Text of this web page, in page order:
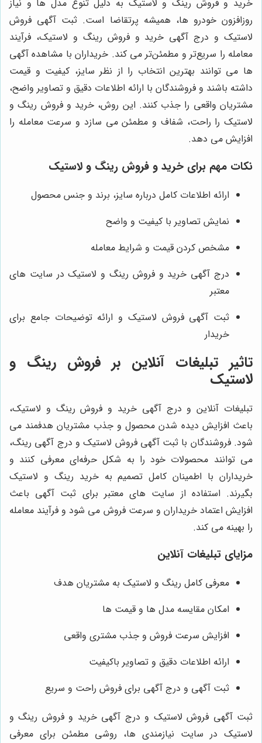
خرید و فروش رینگ و لاستیک به دلیل تنوع مدل‌ ها و نیاز
روزافزون خودرو ها، همیشه پرتقاضا است. ثبت آگهی فروش
لاستیک و درج آگهی خرید و فروش رینگ و لاستیک، فرآیند
معامله را سریع‌تر و مطمئن‌تر می کند. خریداران با مشاهده آگهی‌
ها می توانند بهترین انتخاب را از نظر سایز، کیفیت و قیمت
داشته باشند و فروشندگان با ارائه اطلاعات دقیق و تصاویر واضح،
مشتریان واقعی را جذب کنند. این روش، خرید و فروش رینگ و
لاستیک را راحت، شفاف و مطمئن می سازد و سرعت معامله را
افزایش می دهد.
نکات مهم برای خرید و فروش رینگ و لاستیک
ارائه اطلاعات کامل درباره سایز، برند و جنس محصول
نمایش تصاویر با کیفیت و واضح
مشخص کردن قیمت و شرایط معامله
درج آگهی خرید و فروش رینگ و لاستیک در سایت‌ های
معتبر
ثبت آگهی فروش لاستیک و ارائه توضیحات جامع برای
خریدار
تاثیر تبلیغات آنلاین بر فروش رینگ و
لاستیک
تبلیغات آنلاین و درج آگهی خرید و فروش رینگ و لاستیک،
باعث افزایش دیده شدن محصول و جذب مشتریان هدفمند می
شود. فروشندگان با ثبت آگهی فروش لاستیک و درج آگهی رینگ،
می توانند محصولات خود را به شکل حرفه‌ای معرفی کنند و
خریداران با اطمینان کامل تصمیم به خرید رینگ و لاستیک
بگیرند. استفاده از سایت‌ های معتبر برای ثبت آگهی باعث
افزایش اعتماد خریداران و سرعت فروش می شود و فرآیند معامله
را بهینه می کند.
مزایای تبلیغات آنلاین
معرفی کامل رینگ و لاستیک به مشتریان هدف
امکان مقایسه مدل‌ ها و قیمت‌ ها
افزایش سرعت فروش و جذب مشتری واقعی
ارائه اطلاعات دقیق و تصاویر باکیفیت
ثبت آگهی و درج آگهی برای فروش راحت و سریع
ثبت آگهی فروش لاستیک و درج آگهی خرید و فروش رینگ و
لاستیک در سایت نیازمندی‌ ها، روشی مطمئن برای معرفی